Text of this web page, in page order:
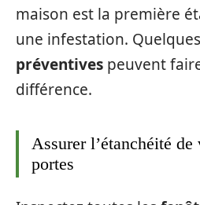
maison est la première
une infestation.
préventives peuvent
différence.
Assurer l’étanchéité
portes